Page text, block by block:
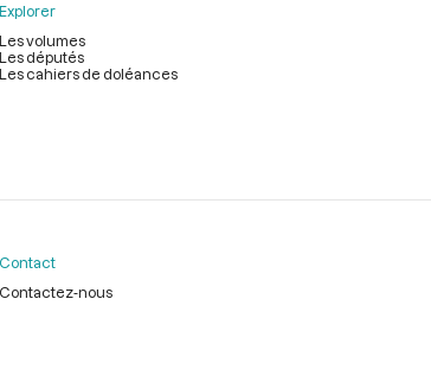
Explorer
Les volumes
Les députés
Les cahiers de doléances
Contact
Contactez-nous